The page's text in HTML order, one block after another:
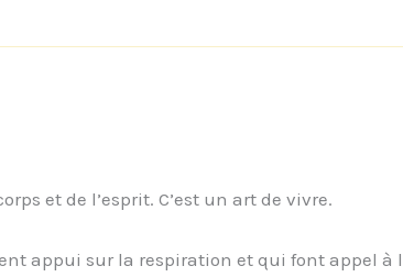
et de l’esprit. C’est un art de vivre.
appui sur la respiration et qui font appel à la